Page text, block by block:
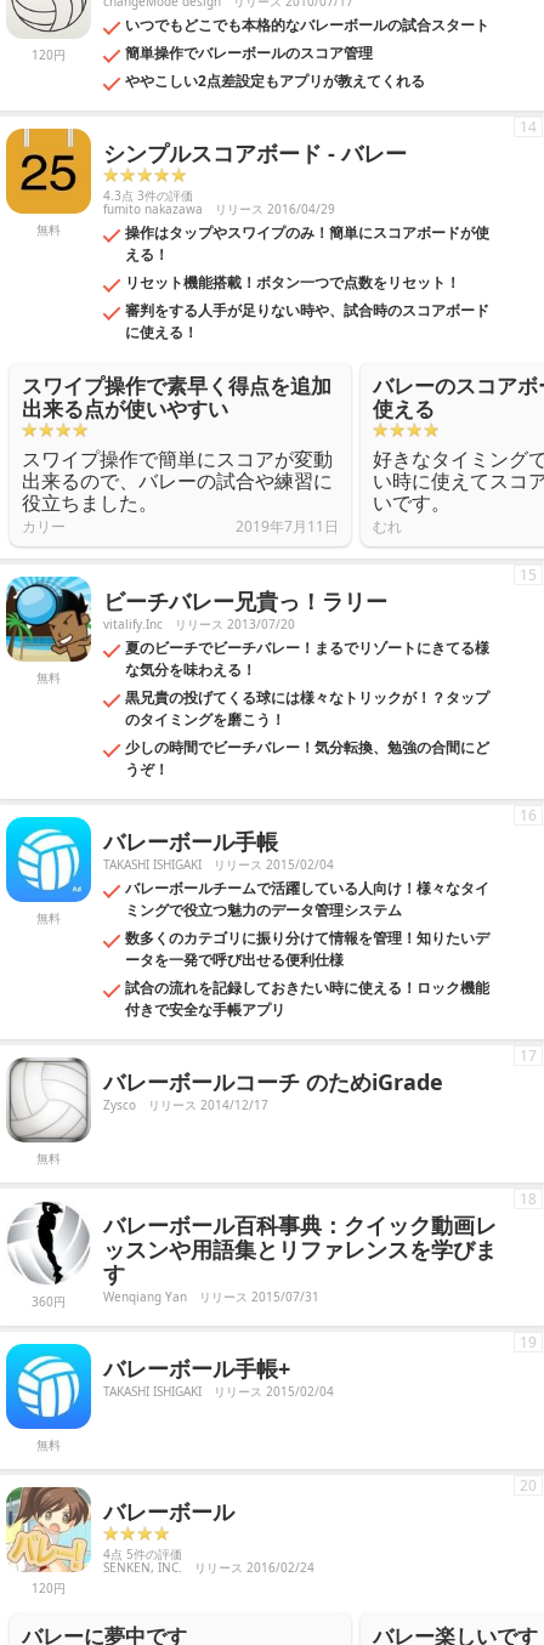
120円
いつでもどこでも本格的なバレーボールの試合スタート
簡単操作でバレーボールのスコア管理
ややこしい2点差設定もアプリが教えてくれる
無料
シンプルスコアボード - バレー
4.3点 3件の評価
fumito nakazawa リリース 2016/04/29
操作はタップやスワイプのみ！簡単にスコアボードが使
える！
リセット機能搭載！ボタン一つで点数をリセット！
審判をする人手が足りない時や、試合時のスコアボード
に使える！
14
スワイプ操作で素早く得点を追加
出来る点が使いやすい
スワイプ操作で簡単にスコアが変動
出来るので、バレーの試合や練習に
役立ちました。
カリー 2019年7月11日
バレーのスコア
使える
好きなタイミング
い時に使えてスコ
いです。
むれ
無料
ビーチバレー兄貴っ！ラリー
vitalify.Inc リリース 2013/07/20
夏のビーチでビーチバレー！まるでリゾートにきてる様
な気分を味わえる！
黒兄貴の投げてくる球には様々なトリックが！？タップ
のタイミングを磨こう！
少しの時間でビーチバレー！気分転換、勉強の合間にど
うぞ！
15
無料
バレーボール手帳
TAKASHI ISHIGAKI リリース 2015/02/04
バレーボールチームで活躍している人向け！様々なタイ
ミングで役立つ魅力のデータ管理システム
数多くのカテゴリに振り分けて情報を管理！知りたいデ
ータを一発で呼び出せる便利仕様
試合の流れを記録しておきたい時に使える！ロック機能
付きで安全な手帳アプリ
16
無料
バレーボールコーチ のためiGrade
Zysco リリース 2014/12/17
17
360円
バレーボール百科事典：クイック動画レ
ッスンや用語集とリファレンスを学びま
す
Wenqiang Yan リリース 2015/07/31
18
無料
バレーボール手帳+
TAKASHI ISHIGAKI リリース 2015/02/04
19
120円
バレーボール
4点 5件の評価
SENKEN, INC. リリース 2016/02/24
20
バレーに夢中です バレー楽しいです